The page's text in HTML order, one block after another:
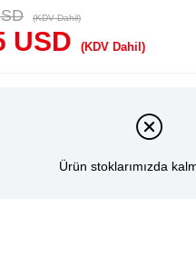
(KDV Dahil)
USD (KDV Dahil)
Ürün stoklarımızda